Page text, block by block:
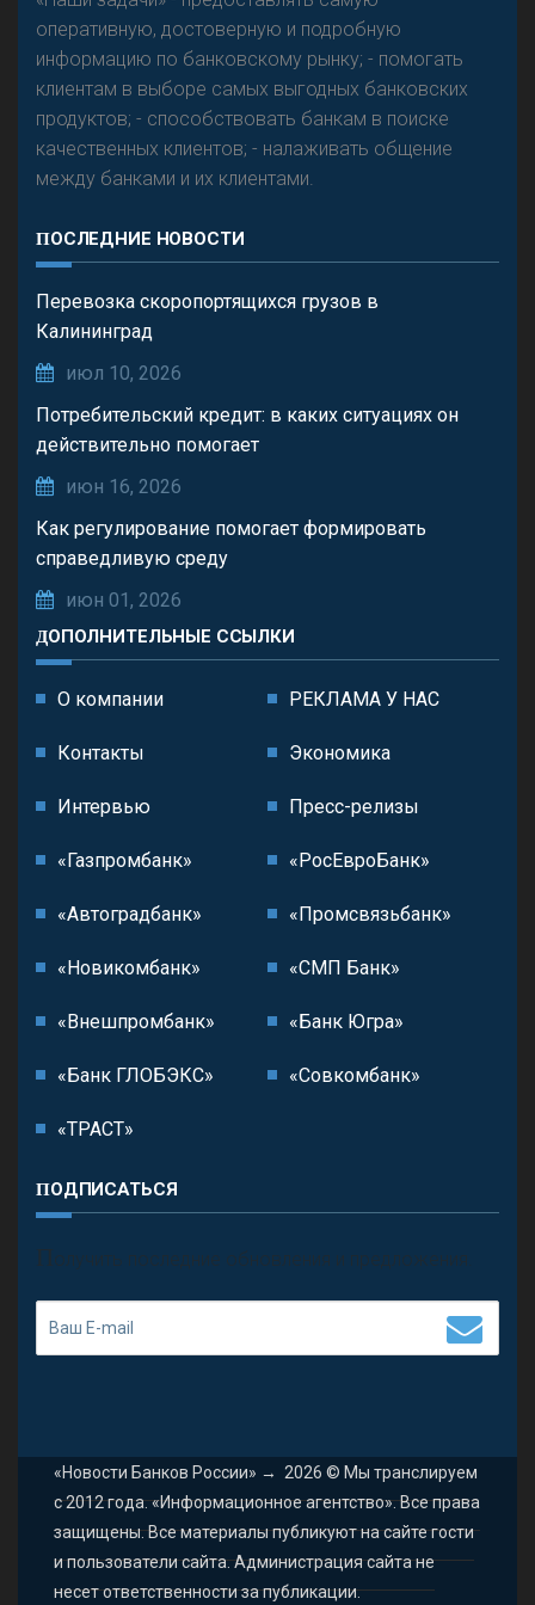
оперативную, достоверную и подробную
информацию по банковскому рынку; - помогать
клиентам в выборе самых выгодных банковских
продуктов; - способствовать банкам в поиске
качественных клиентов; - налаживать общение
между банками и их клиентами.
ПОСЛЕДНИЕ НОВОСТИ
Перевозка скоропортящихся грузов в
Калининград
июл 10, 2026
Потребительский кредит: в каких ситуациях он
действительно помогает
июн 16, 2026
Как регулирование помогает формировать
справедливую среду
июн 01, 2026
ДОПОЛНИТЕЛЬНЫЕ ССЫЛКИ
О компании РЕКЛАМА У НАС
Контакты Экономика
Интервью Пресс-релизы
«Газпромбанк» «РосЕвроБанк»
«Автоградбанк» «Промсвязьбанк»
«Новикомбанк» «СМП Банк»
«Внешпромбанк» «Банк Югра»
«Банк ГЛОБЭКС» «Совкомбанк»
«ТРАСТ»
ПОДПИСАТЬСЯ
П олучить последние обновления и предложения.
«Новости Банков России» → 2026 © Мы транслируем
с 2012 года. «Информационное агентство». Все права
защищены. Все материалы публикуют на сайте гости
и пользователи сайта. Администрация сайта не
несет ответственности за публикации.